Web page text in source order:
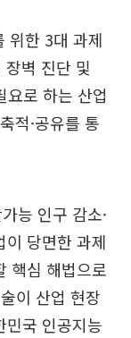
위한 3대 과제
벽 진단 및
로 하는 산업
적·공유를 통
능 인구 감소·
이 당면한 과제
핵심 해법으로
이 산업 현장
민국 인공지능